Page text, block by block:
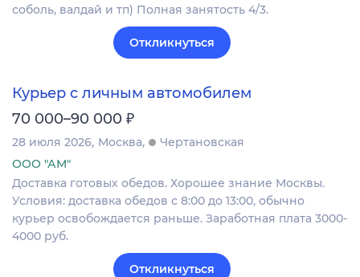
соболь, валдай и тп) Полная занятость 4/3.
Откликнуться
Курьер с личным автомобилем
70 000–90 000 ₽
28 июля 2026 Москва
Чертановская
ООО "АМ"
Доставка готовых обедов. Хорошее знание Москвы.
Условия: доставка обедов с 8:00 до 13:00, обычно
курьер освобождается раньше. Заработная плата 3000-
4000 руб.
Откликнуться